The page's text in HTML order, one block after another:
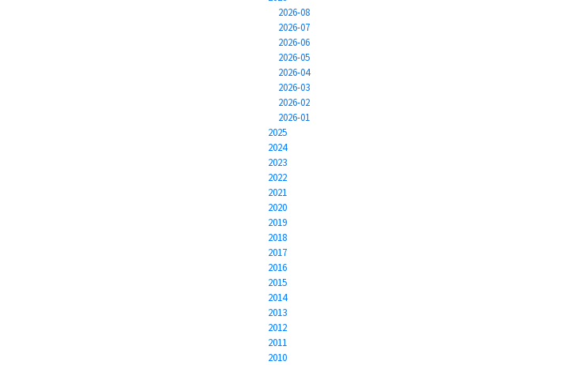
2026-08
2026-07
2026-06
2026-05
2026-04
2026-03
2026-02
2026-01
2025
2024
2023
2022
2021
2020
2019
2018
2017
2016
2015
2014
2013
2012
2011
2010